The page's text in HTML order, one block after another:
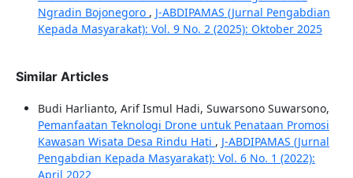
Ngradin Bojonegoro , J-ABDIPAMAS (Jurnal Pengabdian
Kepada Masyarakat): Vol. 9 No. 2 (2025): Oktober 2025
Similar Articles
Budi Harlianto, Arif Ismul Hadi, Suwarsono Suwarsono,
Pemanfaatan Teknologi Drone untuk Penataan Promosi
Kawasan Wisata Desa Rindu Hati , J-ABDIPAMAS (Jurnal
Pengabdian Kepada Masyarakat): Vol. 6 No. 1 (2022):
April 2022